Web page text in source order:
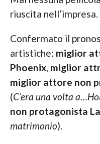
riuscita nell’impresa.
Confermato il
artistiche: miglior
Phoenix, miglior
miglior attore non
(C’era una volta
non protagonista
matrimonio).